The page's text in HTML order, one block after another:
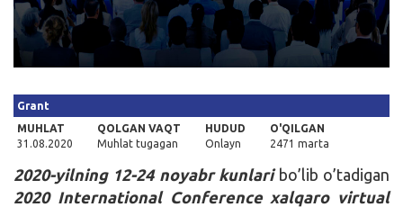
Grant
MUHLAT
31.08.2020
QOLGAN VAQT
Muhlat tugagan
HUDUD
Onlayn
O'QILGAN
2471 marta
2020-yilning 12-24 noyabr kunlari bo’lib o’tadigan
2020 International Conference xalqaro virtual